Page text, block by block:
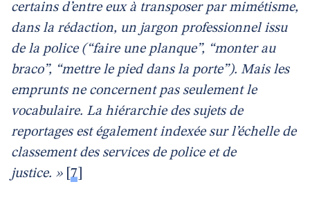
certains d’entre eux à transposer par mimétisme,
dans la rédaction, un jargon professionnel issu
de la police (“faire une planque”, “monter au
braco”, “mettre le pied dans la porte”). Mais les
emprunts ne concernent pas seulement le
vocabulaire. La hiérarchie des sujets de
reportages est également indexée sur l’échelle de
classement des services de police et de
justice. »[ 7